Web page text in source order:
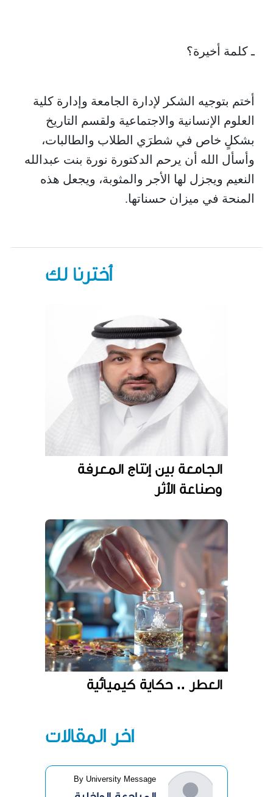
أخترنا لك
الجامعة بين إنتاج المعرفة
وصناعة الأثر
العطر .. حكاية كيميائية
آخر المقالات
By University Message
ـ كلمة أخيرة؟
أختم بتوجيه الشكر لإدارة الجامعة وإدارة كلية
العلوم الإنسانية والاجتماعية ولقسم التاريخ
بشكلٍ خاص في شطرَي الطلاب والطالبات،
وأسأل الله أن يرحم الدكتورة نورة بنت عبدالله
النعيم ويجزل لها الأجر والمثوبة، ويجعل هذه
المنحة في ميزان حسناتها.